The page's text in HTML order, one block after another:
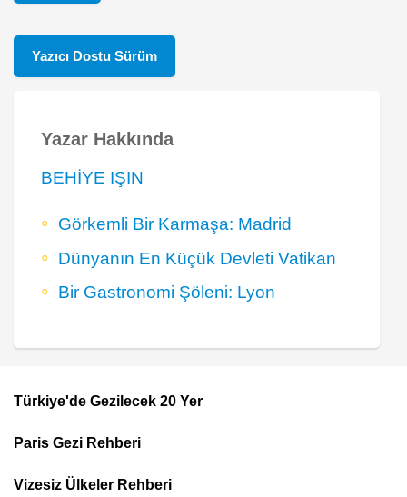
Yazıcı Dostu Sürüm
Yazar Hakkında
BEHİYE IŞIN
Görkemli Bir Karmaşa: Madrid
Dünyanın En Küçük Devleti Vatikan
Bir Gastronomi Şöleni: Lyon
Top
Menu
Türkiye'de Gezilecek 20 Yer
Paris Gezi Rehberi
Vizesiz Ülkeler Rehberi